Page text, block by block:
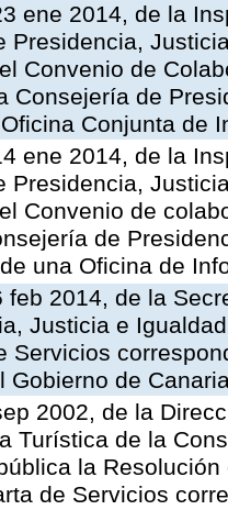
ene 2014, de la
Presidencia,
Convenio de
Consejería de
Conjunta de
ene 2014, de la
Presidencia,
Convenio de
de
una Oficina de
feb 2014, de la
Justicia e
Servicios
Gobierno de
2002, de la
Turística de la
la
de Servicios